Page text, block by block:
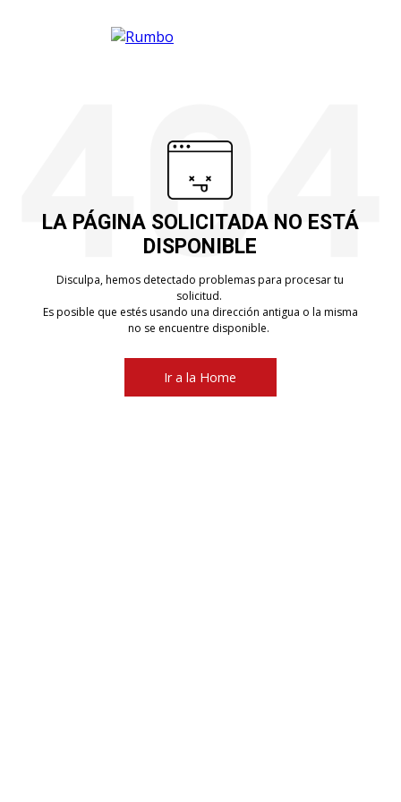
LA PÁGINA SOLICITADA NO ESTÁ
DISPONIBLE
Disculpa, hemos detectado problemas para procesar tu
solicitud.
Es posible que estés usando una dirección antigua o la misma
no se encuentre disponible.
Ir a la Home